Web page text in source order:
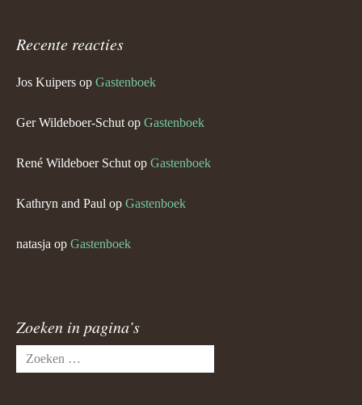
Recente reacties
Jos Kuipers op Gastenboek
Ger Wildeboer-Schut op Gastenboek
René Wildeboer Schut op Gastenboek
Kathryn and Paul op Gastenboek
natasja op Gastenboek
Zoeken in pagina’s
Zoeken
naar: